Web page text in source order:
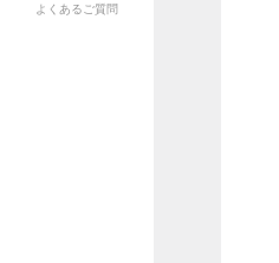
よくあるご質問